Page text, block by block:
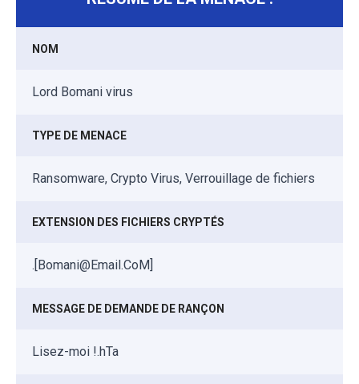
NOM
Lord Bomani virus
TYPE DE MENACE
Ransomware, Crypto Virus, Verrouillage de fichiers
EXTENSION DES FICHIERS CRYPTÉS
.[Bomani@Email.CoM]
MESSAGE DE DEMANDE DE RANÇON
Lisez-moi !.hTa